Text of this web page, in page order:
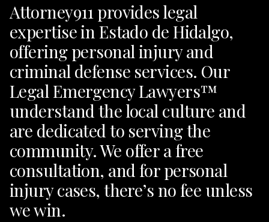
Attorney911 provides legal
expertise in Estado de Hidalgo,
offering personal injury and
criminal defense services. Our
Legal Emergency Lawyers™
understand the local culture and
are dedicated to serving the
community. We offer a free
consultation, and for personal
injury cases, there’s no fee unless
we win.